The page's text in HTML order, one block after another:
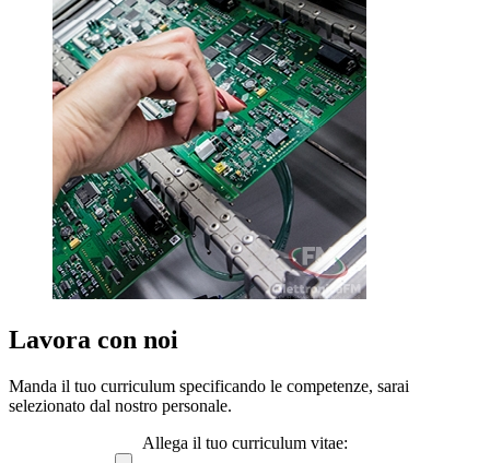
Lavora con noi
Manda il tuo curriculum specificando le competenze, sarai
selezionato dal nostro personale.
Allega il tuo curriculum vitae: